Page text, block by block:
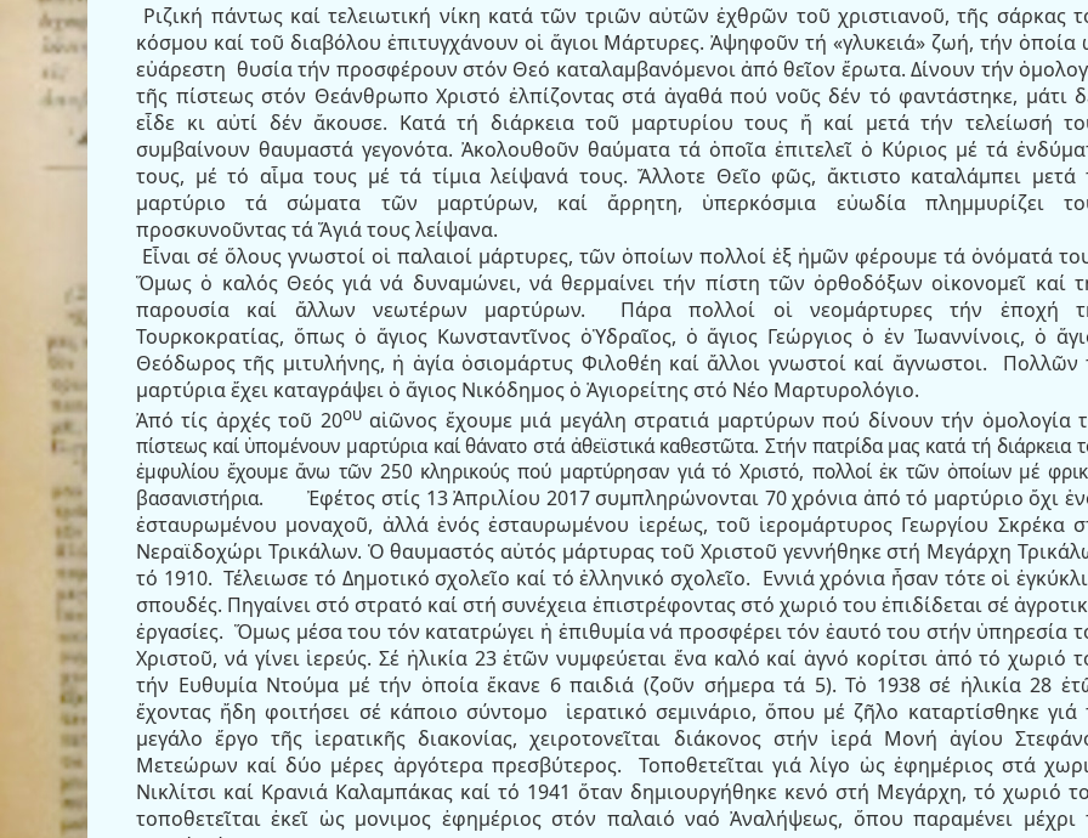
Ριζική πάντως καί τελειωτική νίκη κατά τῶν τριῶν αὐτῶν ἐχθρῶν τοῦ χριστιανοῦ, τῆς σάρκας
κόσμου καί τοῦ διαβόλου ἐπιτυγχάνουν οἱ ἅγιοι Μάρτυρες. Ἀψηφοῦν τή «γλυκειά» ζωή, τήν ὁποία
εὐάρεστη θυσία τήν προσφέρουν στόν Θεό καταλαμβανόμενοι ἀπό θεῖον ἔρωτα. Δίνουν τήν
τῆς πίστεως στόν Θεάνθρωπο Χριστό ἐλπίζοντας στά ἀγαθά πού νοῦς δέν τό φαντάστηκε, μάτι
εἶδε κι αὐτί δέν ἄκουσε. Κατά τή διάρκεια τοῦ μαρτυρίου τους ἤ καί μετά τήν τελείωσή
συμβαίνουν θαυμαστά γεγονότα. Ἀκολουθοῦν θαύματα τά ὁποῖα ἐπιτελεῖ ὁ Κύριος μέ τά
τους, μέ τό αἷμα τους μέ τά τίμια λείψανά τους. Ἄλλοτε Θεῖο φῶς, ἄκτιστο καταλάμπει μετά
μαρτύριο τά σώματα τῶν μαρτύρων, καί ἄρρητη, ὑπερκόσμια εὐωδία πλημμυρίζει
προσκυνοῦντας τά Ἅγιά τους λείψανα.
Εἶναι σέ ὅλους γνωστοί οἱ παλαιοί μάρτυρες, τῶν ὁποίων πολλοί ἐξ ἡμῶν φέρουμε τά ὀνόματά
Ὅμως ὁ καλός Θεός γιά νά δυναμώνει, νά θερμαίνει τήν πίστη τῶν ὀρθοδόξων οἰκονομεῖ καί
παρουσία καί ἄλλων νεωτέρων μαρτύρων.
Πάρα πολλοί οἱ νεομάρτυρες τήν ἐποχή
Τουρκοκρατίας, ὅπως ὁ ἅγιος Κωνσταντῖνος ὁὙδραῖος, ὁ ἅγιος Γεώργιος ὁ ἐν Ἰωαννίνοις, ὁ
Θεόδωρος τῆς μιτυλήνης, ἠ ἁγία ὁσιομάρτυς Φιλοθέη καί ἄλλοι γνωστοί καί ἄγνωστοι.
Πολλῶν
μαρτύρια ἔχει καταγράψει ὁ ἅγιος Νικόδημος ὁ Ἁγιορείτης στό Νέο Μαρτυρολόγιο.
Ἀπό τίς ἀρχές τοῦ 20ου αἰῶνος ἔχουμε μιά μεγάλη στρατιά μαρτύρων πού δίνουν τήν ὁμολογία
πίστεως καί ὑπομένουν μαρτύρια καί θάνατο στά ἀθεϊστικά καθεστῶτα. Στήν πατρίδα μας κατά τή διάρκεια
ἐμφυλίου ἔχουμε ἄνω τῶν 250 κληρικούς πού μαρτύρησαν γιά τό Χριστό, πολλοί ἐκ τῶν ὁποίων μέ
βασανιστήρια.
Ἐφέτος στίς 13 Ἀπριλίου 2017 συμπληρώνονται 70 χρόνια ἀπό τό μαρτύριο ὄχι
ἐσταυρωμένου μοναχοῦ, ἀλλά ἑνός ἐσταυρωμένου ἱερέως, τοῦ ἱερομάρτυρος Γεωργίου Σκρέκα
Νεραϊδοχώρι Τρικάλων. Ὁ θαυμαστός αὐτός μάρτυρας τοῦ Χριστοῦ γεννήθηκε στή Μεγάρχη
τό 1910. Τέλειωσε τό Δημοτικό σχολεῖο καί τό ἑλληνικό σχολεῖο. Εννιά χρόνια ἦσαν τότε οἱ
σπουδές. Πηγαίνει στό στρατό καί στή συνέχεια ἐπιστρέφοντας στό χωριό του ἐπιδίδεται σέ
ἐργασίες. Ὅμως μέσα του τόν κατατρώγει ἡ ἐπιθυμία νά προσφέρει τόν ἑαυτό του στήν ὑπηρεσία
Χριστοῦ, νά γίνει ἱερεύς. Σέ ἡλικία 23 ἐτῶν νυμφεύεται ἕνα καλό καί ἁγνό κορίτσι ἀπό τό χωριό
τήν Ευθυμία Ντούμα μέ τήν ὁποία ἔκανε 6 παιδιά (ζοῦν σήμερα τά 5). Τὀ 1938 σέ ἠλικία 28
ἔχοντας ἤδη φοιτήσει σέ κάποιο σύντομο
ἱερατικό σεμινάριο, ὅπου μέ ζῆλο καταρτίσθηκε γιά
μεγάλο ἔργο τῆς ἱερατικῆς διακονίας, χειροτονεῖται διάκονος στήν ἱερά Μονή ἁγίου
Μετεώρων καί δύο μέρες ἀργότερα πρεσβύτερος.
Τοποθετεῖται γιά λίγο ὡς ἐφημέριος στά
Νικλίτσι καί Κρανιά Καλαμπάκας καί τό 1941 ὅταν δημιουργήθηκε κενό στή Μεγάρχη, τό χωριό
τοποθετεῖται ἐκεῖ ὡς μονιμος ἐφημέριος στόν παλαιό ναό Ἀναλήψεως, ὅπου παραμένει μέχρι